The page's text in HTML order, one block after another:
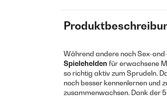
Während andere noch Sex-
Spielehelden für erwachsene
so richtig aktiv zum Sprudeln.
noch besser kennenlernen und
zusammenwachsen. Dank der